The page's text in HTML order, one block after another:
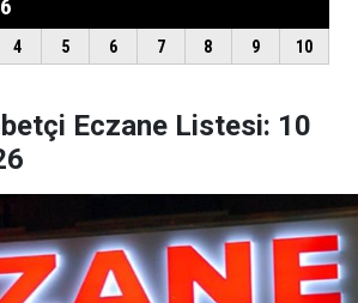
Eczane Listesi: 10